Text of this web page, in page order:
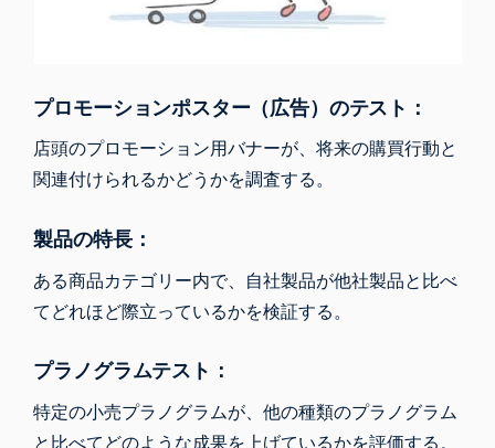
プロモーションポスター（広告）のテスト：
店頭のプロモーション用バナーが、将来の購買行動と
関連付けられるかどうかを調査する。
製品の特長：
ある商品カテゴリー内で、自社製品が他社製品と比べ
てどれほど際立っているかを検証する。
プラノグラムテスト：
特定の小売プラノグラムが、他の種類のプラノグラム
と比べてどのような成果を上げているかを評価する。